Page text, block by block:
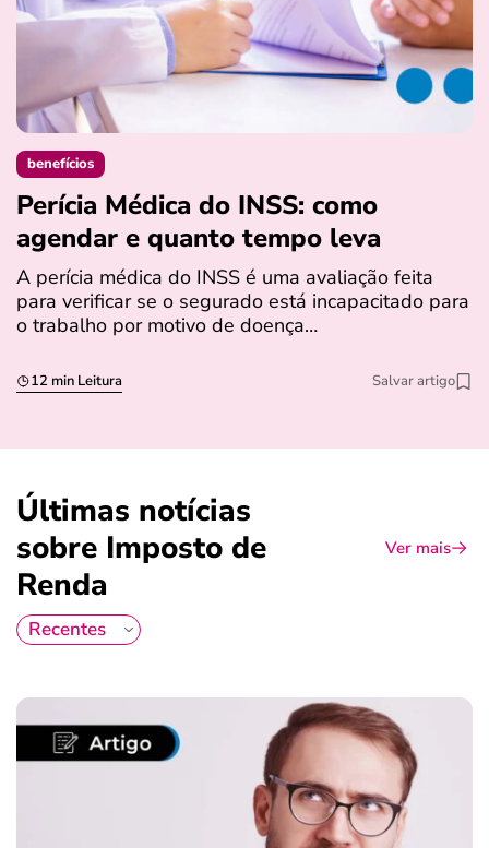
benefícios
Perícia Médica do INSS: como
agendar e quanto tempo leva
A perícia médica do INSS é uma avaliação feita
para verificar se o segurado está incapacitado para
o trabalho por motivo de doença…
12 min Leitura Salvar artigo
Últimas notícias
sobre Imposto de
Renda
Ver mais